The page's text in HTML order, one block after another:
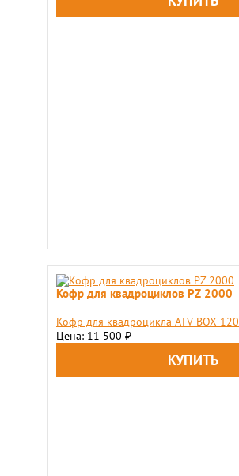
Кофр для квадроциклов PZ 2000
Кофр для квадроцикла ATV BOX 120
Цена: 11 500 ₽